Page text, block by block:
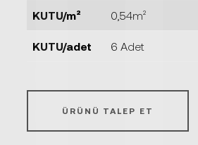
KUTU/m² 0,54m²
KUTU/adet 6 Adet
ÜRÜNÜ TALEP ET